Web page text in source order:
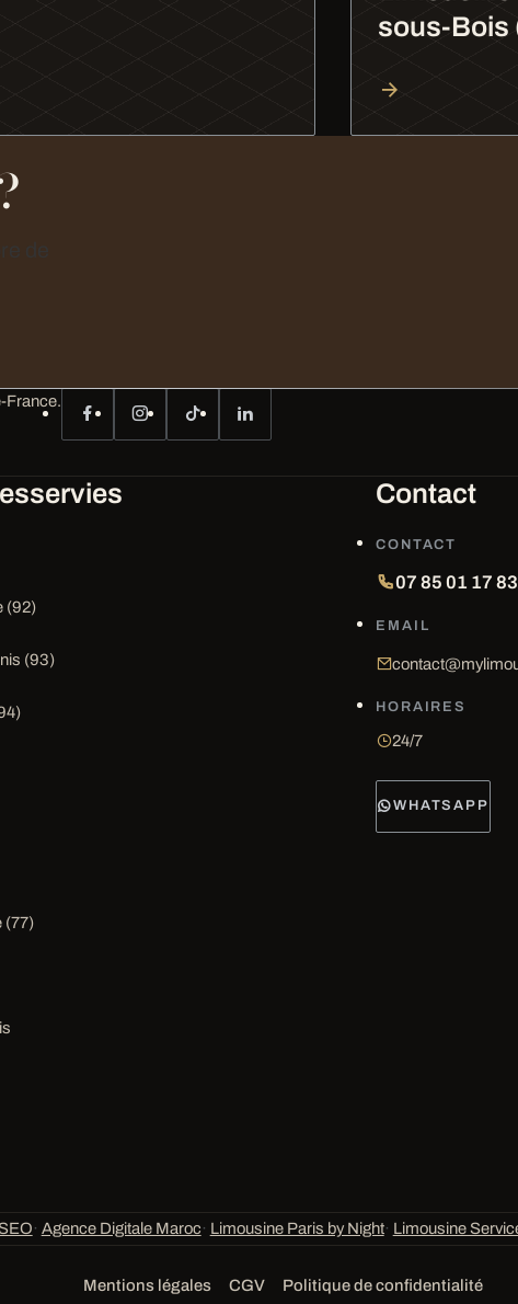
sous-Bois
France.
(92)
(93)
(77)
Contact
CONTACT
07 85 01 17 83
EMAIL
HORAIRES
24/7
WHATSAPP
· Agence Digitale Maroc· Limousine Paris by Night· Limousine
Mentions légales CGV Politique de confidentialité